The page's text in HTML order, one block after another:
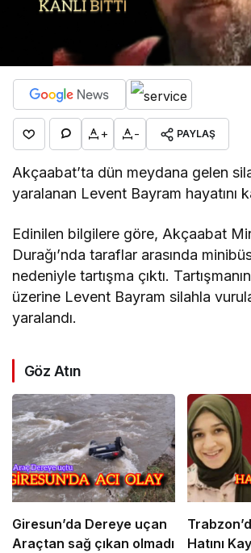
+ - PAYLAŞ
Akçaabat’ta dün meydana gelen
yaralanan Levent Bayram hayatını
Edinilen bilgilere göre, Akçaabat
Durağı’nda taraflar arasında minibüs
nedeniyle tartışma çıktı.
üzerine Levent Bayram silahla
yaralandı.
Göz Atın
Giresun’da Dereye uçan
Araçtan sağ çıkan olmadı
Hatını